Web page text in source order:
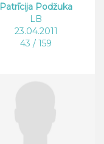
Patrīcija Podžuka
LB
23.04.2011
43 / 159